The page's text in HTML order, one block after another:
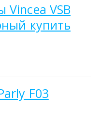
VSB
купить
F03